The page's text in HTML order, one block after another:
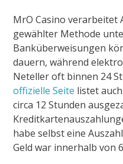
MrO Casino verarbeitet
gewählter Methode
Banküberweisungen
dauern, während
Neteller oft binnen 24
offizielle Seite listet
circa 12 Stunden
habe selbst eine
Geld war innerhalb von